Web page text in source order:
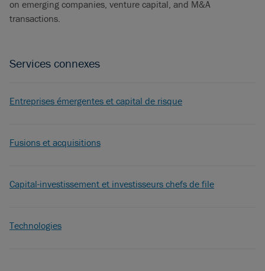
on emerging companies, venture capital, and M&A
transactions.
Services connexes
Entreprises émergentes et capital de risque
Fusions et acquisitions
Capital-investissement et investisseurs chefs de file
Technologies